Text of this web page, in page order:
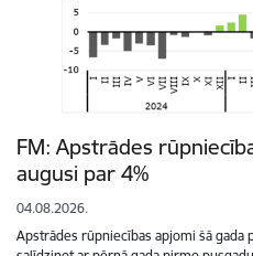
FM: Apstrādes
augusi par 4%
04.08.2026.
Apstrādes rūpniecības apjomi šā gada